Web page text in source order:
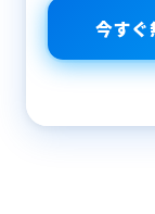
今すぐ